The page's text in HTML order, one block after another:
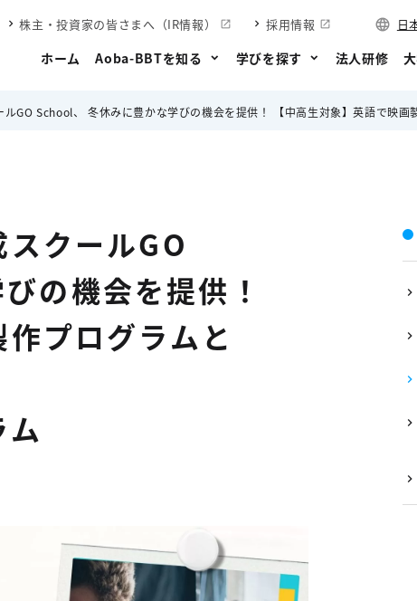
株主・投資家の皆さまへ（IR情報） 採用情報 日
ホーム Aoba-BBTを知る 学びを探す 法人研修
、 冬休みに豊かな学びの機会を提供！ 【中高生対象】英語で映画製作プログラムと【幼
クールGO
の機会を提供！
作プログラムと